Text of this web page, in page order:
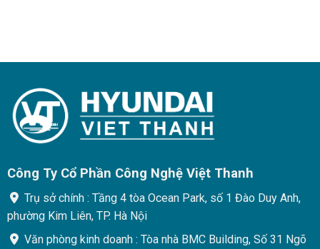
Công Ty Cổ Phần Công Nghệ Việt Thanh
Trụ sở chính : Tầng 4 tòa Ocean Park, số 1 Đào Duy Anh,
phường Kim Liên, TP. Hà Nội
Văn phòng kinh doanh : Tòa nhà BMC Building, Số 31 Ngõ